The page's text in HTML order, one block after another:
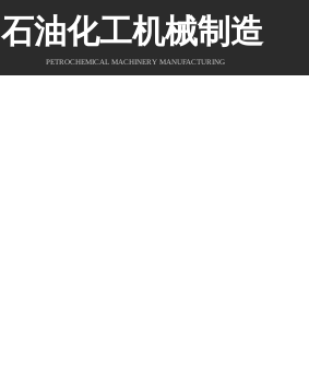
石油化工机械制造
PETROCHEMICAL MACHINERY MANUFACTURING